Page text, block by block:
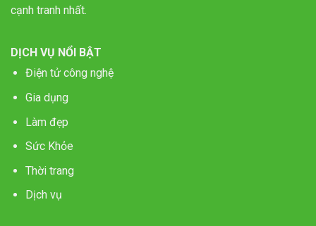
cạnh tranh nhất.
DỊCH VỤ NỔI BẬT
Điện tử công nghệ
Gia dụng
Làm đẹp
Sức Khỏe
Thời trang
Dịch vụ